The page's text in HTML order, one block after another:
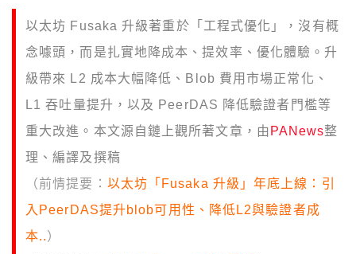
以太坊 Fusaka 升級著重於「工程式優化」，沒有概
念噱頭，而是扎實地降成本、提效率、優化體驗。升
級帶來 L2 成本大幅降低、Blob 費用市場正常化、
L1 吞吐量提升，以及 PeerDAS 降低驗證者門檻等
重大改進。本文源自鏈上觀所著文章，由 PANews整
理、編譯及撰稿
（前情提要： 以太坊「Fusaka 升級」年底上線：引
入PeerDAS提升blob可用性、降低L2與驗證者成
本..）